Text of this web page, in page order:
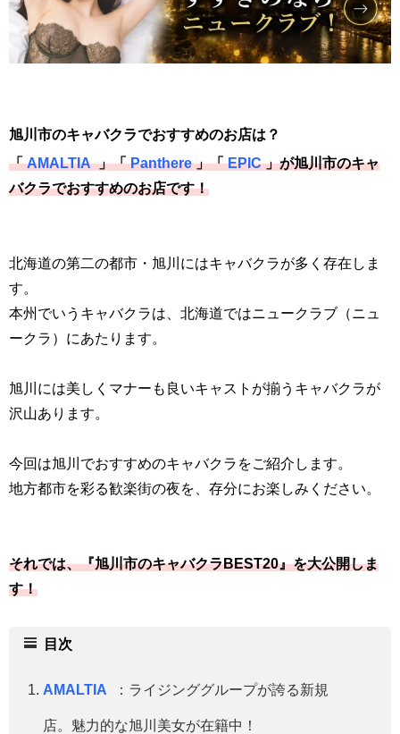
旭川市のキャバクラでおすすめのお店は？
「 AMALTIA 」「 Panthere 」「 EPIC 」が旭川市のキャ
バクラでおすすめのお店です！
北海道の第二の都市・旭川にはキャバクラが多く存在しま
す。
本州でいうキャバクラは、北海道ではニュークラブ（ニュ
ークラ）にあたります。
旭川には美しくマナーも良いキャストが揃うキャバクラが
沢山あります。
今回は旭川でおすすめのキャバクラをご紹介します。
地方都市を彩る歓楽街の夜を、存分にお楽しみください。
それでは、『旭川市のキャバクラBEST20』を大公開しま
す！
目次
AMALTIA ：ライジンググループが誇る新規
店。魅力的な旭川美女が在籍中！